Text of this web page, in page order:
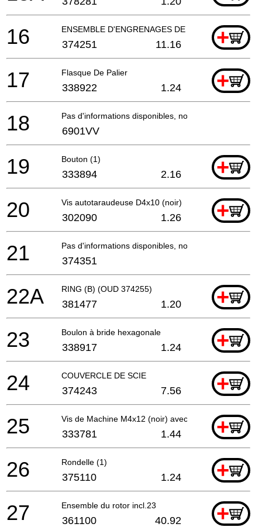
ENSEMBLE D'ENGRENAGES DE BROCHE+
16 374251 11.16
Flasque De Palier +
17 338922 1.24
Pas d'informations disponibles, non commandable
18 6901VV
Bouton (1) +
19 333894 2.16
Vis autotaraudeuse D4x10 (noir) +
20 302090 1.26
Pas d'informations disponibles, non commandable
21 374351
RING (B) (OUD 374255) +
22A 381477 1.20
Boulon à bride hexagonale +
23 338917 1.24
COUVERCLE DE SCIE +
24 374243 7.56
Vis de Machine M4x12 (noir) avec Rondelle+
25 333781 1.44
Rondelle (1) +
26 375110 1.24
Ensemble du rotor incl.23 +
27 361100 40.92